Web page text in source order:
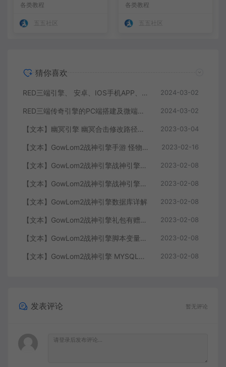
各类教程
五五社区
各类教程
五五社区
猜你喜欢
RED三端引擎、 安卓、IOS手机APP、列表修改、及微端的搭建方法-特约制作 2024-03-02
RED三端传奇引擎的PC端搭建及微端服务器搭建教程 2024-03-02
【文本】幽冥引擎 幽冥合击修改路径大全 部分注释介绍 2023-03-04
【文本】GowLom2战神引擎手游 怪物部分攻击代码 2023-02-16
【文本】GowLom2战神引擎战神引擎复古传奇 玩家属性 2023-02-08
【文本】GowLom2战神引擎战神引擎DB表mir库 详细介绍 2023-02-08
【文本】GowLom2战神引擎数据库详解 2023-02-08
【文本】GowLom2战神引擎礼包有赠字修改掉 可以丢弃 2023-02-08
【文本】GowLom2战神引擎脚本变量大全 2023-02-08
【文本】GowLom2战神引擎 MYSQL安装时出现问题（The service already exists） 2023-02-08
发表评论 暂无评论